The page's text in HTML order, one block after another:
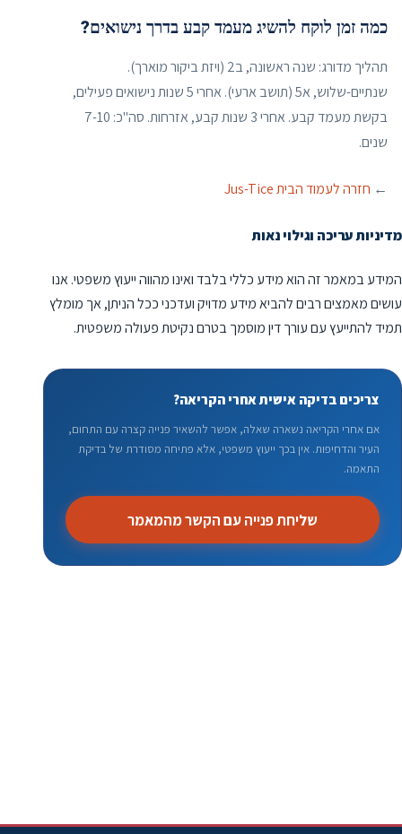
כמה זמן לוקח להשיג מעמד קבע בדרך נישואים?
תהליך מדורג: שנה ראשונה, ב2 (ויזת ביקור מוארך).
שנתיים-שלוש, א5 (תושב ארעי). אחרי 5 שנות נישואים פעילים,
בקשת מעמד קבע. אחרי 3 שנות קבע, אזרחות. סה"כ: 7-10
שנים.
← חזרה לעמוד הבית Jus-Tice
מדיניות עריכה וגילוי נאות
המידע במאמר זה הוא מידע כללי בלבד ואינו מהווה ייעוץ משפטי. אנו
עושים מאמצים רבים להביא מידע מדויק ועדכני ככל הניתן, אך מומלץ
תמיד להתייעץ עם עורך דין מוסמך בטרם נקיטת פעולה משפטית.
צריכים בדיקה אישית אחרי הקריאה?
אם אחרי הקריאה נשארה שאלה, אפשר להשאיר פנייה קצרה עם התחום,
העיר והדחיפות. אין בכך ייעוץ משפטי, אלא פתיחה מסודרת של בדיקת
התאמה.
שליחת פנייה עם הקשר מהמאמר